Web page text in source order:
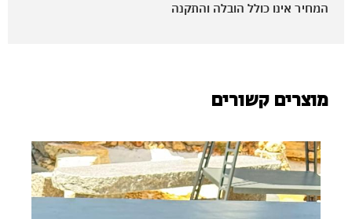
המחיר אינו כולל הובלה והתקנה
מוצרים קשורים